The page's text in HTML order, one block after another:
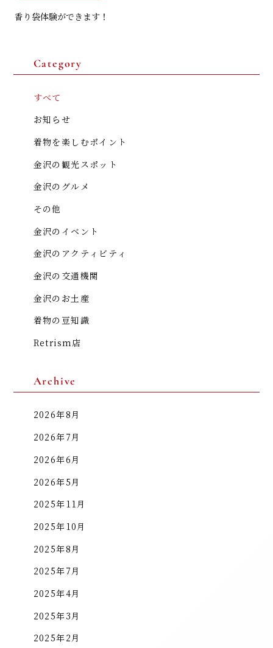
石川県金沢市東山1丁目3-18
香り袋体験ができます！
Category
すべて
お知らせ
着物を楽しむポイント
金沢の観光スポット
金沢のグルメ
その他
金沢のイベント
金沢のアクティビティ
金沢の交通機関
金沢のお土産
着物の豆知識
Retrism店
Archive
2026年8月
2026年7月
2026年6月
2026年5月
2025年11月
2025年10月
2025年8月
2025年7月
2025年4月
2025年3月
2025年2月